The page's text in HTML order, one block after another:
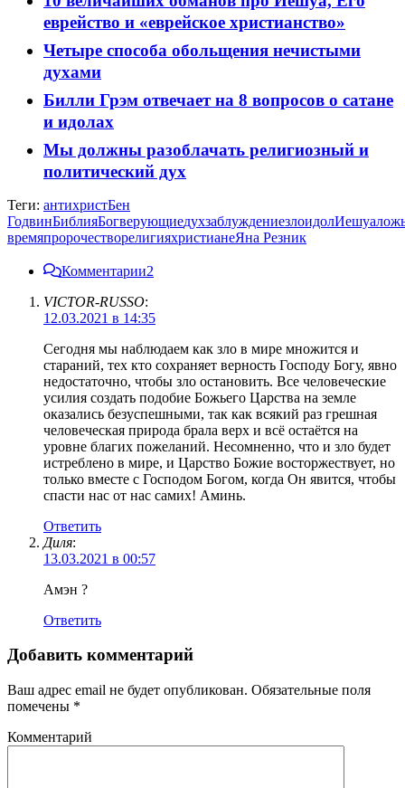
еврейство и «еврейское христианство»
Четыре способа обольщения нечистыми
духами
Билли Грэм отвечает на 8 вопросов о сатане
и идолах
Мы должны разоблачать религиозный и
политический дух
Теги: антихристБен
ГодвинБиблияБогверующиедухзаблуждениезлоидолИешуа
времяпророчестворелигияхристианеЯна Резник
Комментарии2
VICTOR-RUSSO:
12.03.2021 в 14:35
Сегодня мы наблюдаем как зло в мире множится и
стараний, тех кто сохраняет верность Господу Богу, явно
недостаточно, чтобы зло остановить. Все человеческие
усилия создать подобие Божьего Царства на земле
оказались безуспешными, так как всякий раз грешная
человеческая природа брала верх и всё остаётся на
уровне благих пожеланий. Несомненно, что и зло будет
истреблено в мире, и Царство Божие восторжествует, но
только вместе с Господом Богом, когда Он явится, чтобы
спасти нас от нас самих! Аминь.
Ответить
Диля:
13.03.2021 в 00:57
Амэн ?
Ответить
Добавить комментарий
Ваш адрес email не будет опубликован. Обязательные поля
помечены *
Комментарий